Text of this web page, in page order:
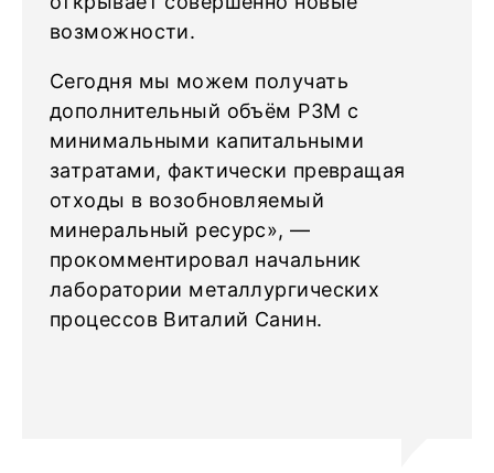
возможности.
Сегодня мы можем получать
дополнительный объём РЗМ с
минимальными капитальными
затратами, фактически превращая
отходы в возобновляемый
минеральный ресурс», —
прокомментировал начальник
лаборатории металлургических
процессов Виталий Санин.